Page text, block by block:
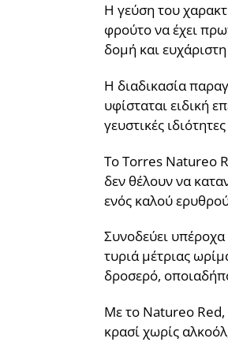
Η γεύση του
φρούτο να έχει
δομή και
Η διαδικασία
υφίσταται ειδική
γευστικές
Το Torres Natureo
δεν θέλουν να
ενός καλού
Συνοδεύει
τυριά μέτριας
δροσερό,
Με το Natureo Red,
κρασί χωρίς